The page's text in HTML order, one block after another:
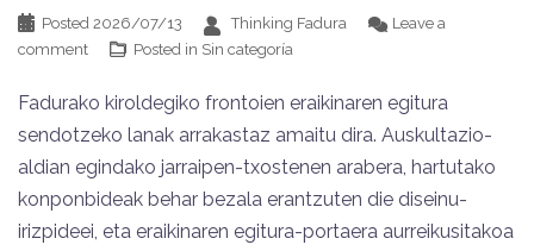
Posted 2026/07/13 Thinking Fadura
Leave a
comment
Posted in Sin categoría
Fadurako kiroldegiko frontoien eraikinaren egitura
sendotzeko lanak arrakastaz amaitu dira. Auskultazio-
aldian egindako jarraipen-txostenen arabera, hartutako
konponbideak behar bezala erantzuten die diseinu-
irizpideei, eta eraikinaren egitura-portaera aurreikusitakoa